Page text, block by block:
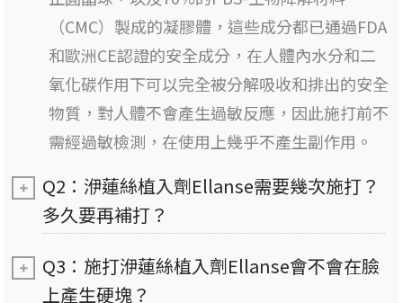
（CMC）製成的凝膠體，這些成分都已通過FDA
和歐洲CE認證的安全成分，在人體內水分和二
氧化碳作用下可以完全被分解吸收和排出的安全
物質，對人體不會產生過敏反應，因此施打前不
需經過敏檢測，在使用上幾乎不產生副作用。
Q2：洢蓮絲植入劑Ellanse需要幾次施打？
多久要再補打？
Q3：施打洢蓮絲植入劑Ellanse會不會在臉
上產生硬塊？